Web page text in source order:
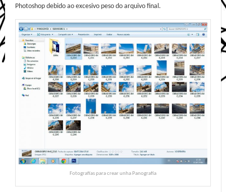
Photoshop debido ao excesivo peso do arquivo final.
Fotografías para crear unha Panografía